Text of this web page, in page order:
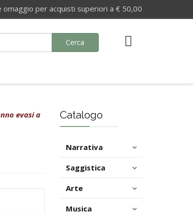
per acquisti superiori a € 50,00
Cerca
evasi a
Catalogo
Narrativa
Saggistica
Arte
Musica